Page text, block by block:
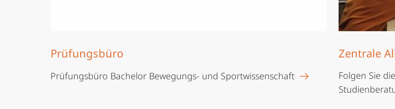
Prüfungsbüro
Prüfungsbüro Bachelor Bewegungs- und Sportwissenschaft
Zentrale
Folgen Sie